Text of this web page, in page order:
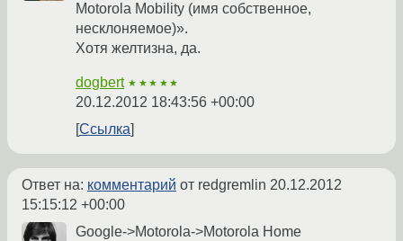
Motorola Mobility (имя собственное,
несклоняемое)».
Хотя желтизна, да.
dogbert ★★★★★
20.12.2012 18:43:56 +00:00
Ссылка
Ответ на: комментарий от redgremlin 20.12.2012
15:15:12 +00:00
Google->Motorola->Motorola Home